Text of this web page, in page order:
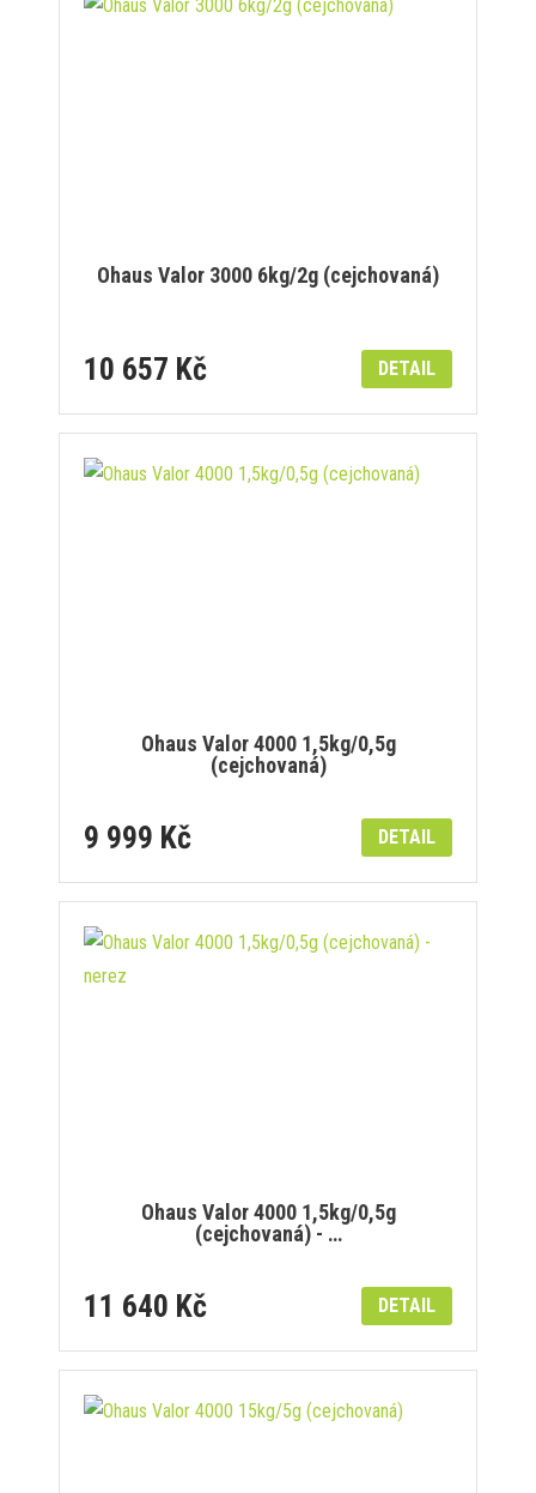
Ohaus Valor 3000 6kg/2g (cejchovaná)
10 657 Kč DETAIL
Ohaus Valor 4000 1,5kg/0,5g
(cejchovaná)
9 999 Kč DETAIL
Ohaus Valor 4000 1,5kg/0,5g
(cejchovaná) - …
11 640 Kč DETAIL